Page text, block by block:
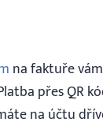
na faktuře
přes QR
na účtu